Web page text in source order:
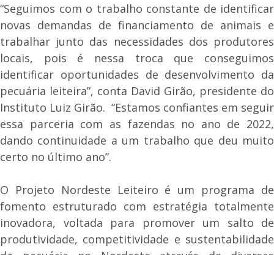
“Seguimos com o trabalho constante de identificar
novas demandas de financiamento de animais e
trabalhar junto das necessidades dos produtores
locais, pois é nessa troca que conseguimos
identificar oportunidades de desenvolvimento da
pecuária leiteira”, conta David Girão, presidente do
Instituto Luiz Girão. “Estamos confiantes em seguir
essa parceria com as fazendas no ano de 2022,
dando continuidade a um trabalho que deu muito
certo no último ano”.
O Projeto Nordeste Leiteiro é um programa de
fomento estruturado com estratégia totalmente
inovadora, voltada para promover um salto de
produtividade, competitividade e sustentabilidade